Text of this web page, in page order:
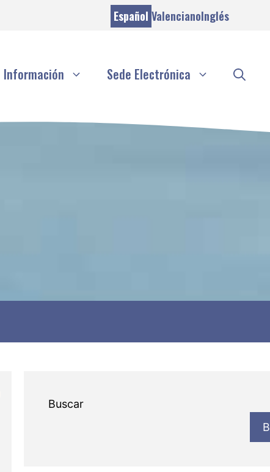
Español ValencianoInglés
Información Sede Electrónica
Buscar